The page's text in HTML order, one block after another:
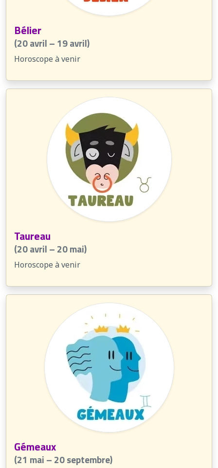
Bélier
(20 avril – 19 avril)
Horoscope à venir
Taureau
(20 avril – 20 mai)
Horoscope à venir
Gémeaux
(21 mai – 20 septembre)